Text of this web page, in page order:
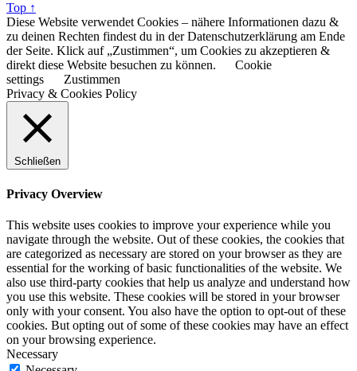
Top ↑
Diese Website verwendet Cookies – nähere Informationen dazu &
zu deinen Rechten findest du in der Datenschutzerklärung am Ende
der Seite. Klick auf „Zustimmen“, um Cookies zu akzeptieren &
direkt diese Website besuchen zu können.
Cookie
settings
Zustimmen
Privacy & Cookies Policy
Schließen
Privacy Overview
This website uses cookies to improve your experience while you
navigate through the website. Out of these cookies, the cookies that
are categorized as necessary are stored on your browser as they are
essential for the working of basic functionalities of the website. We
also use third-party cookies that help us analyze and understand how
you use this website. These cookies will be stored in your browser
only with your consent. You also have the option to opt-out of these
cookies. But opting out of some of these cookies may have an effect
on your browsing experience.
Necessary